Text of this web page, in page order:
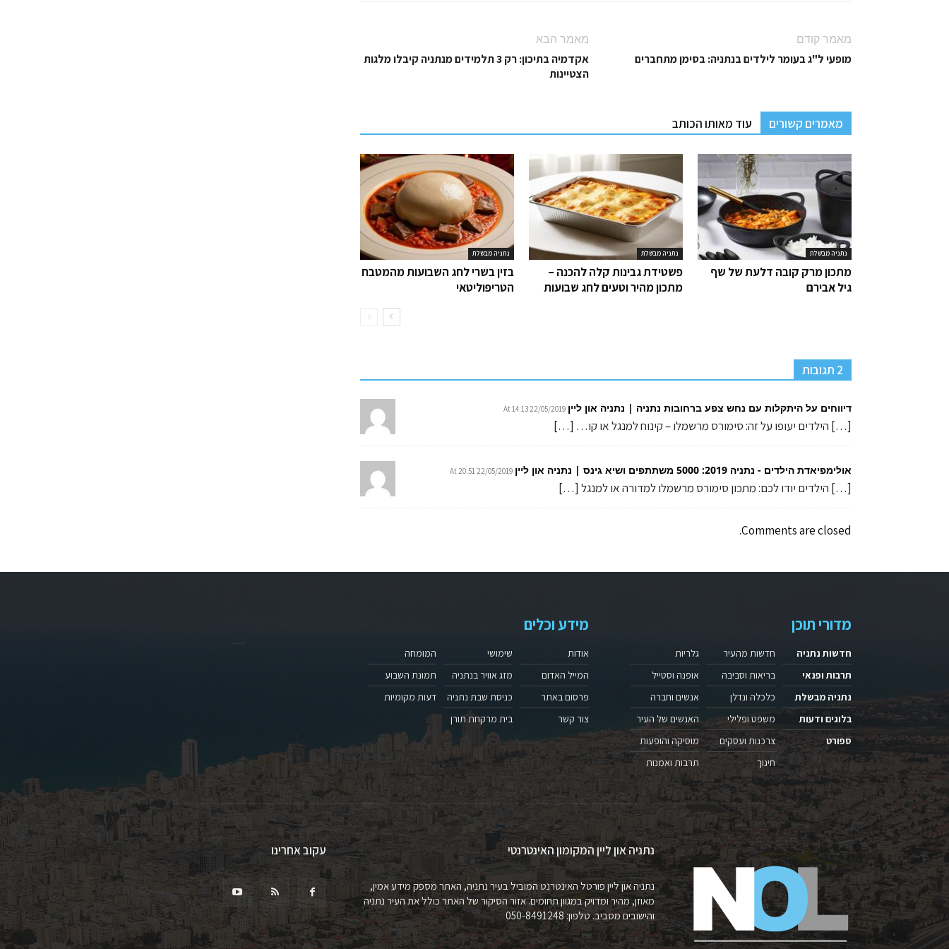
מאמר קודם
מופעי ל"ג בעומר לילדים בנתניה: בסימן מתחברים
מאמר הבא
אקדמיה בתיכון: רק 3 תלמידים מנתניה קיבלו מלגות
הצטיינות
מאמרים קשורים עוד מאותו הכותב
נתניה מבשלת
בזין בשרי לחג השבועות מהמטבח
הטריפוליטאי
נתניה מבשלת
פשטידת גבינות קלה להכנה –
מתכון מהיר וטעים לחג שבועות
נתניה מבשלת
מתכון מרק קובה דלעת של שף
גיל אבירם
2 תגובות
דיווחים על היתקלות עם נחש צפע ברחובות נתניה | נתניה און ליין 22/05/2019 At 14:13
[…] הילדים יעופו על זה: סימורס מרשמלו – קינוח למנגל או קו… […]
אולימפיאדת הילדים - נתניה 2019: 5000 משתתפים ושיא גינס | נתניה און ליין 22/05/2019 At 20:51
[…] הילדים יודו לכם: מתכון סימורס מרשמלו למדורה או למנגל […]
Comments are closed.
מדורי תוכן
חדשות נתניה
תרבות ופנאי
נתניה מבשלת
בלוגים ודעות
ספורט
חדשות מהעיר
בריאות וסביבה
כלכלה ונדלן
משפט ופלילי
צרכנות ועסקים
חינוך
גלריות
אופנה וסטייל
אנשים וחברה
האנשים של העיר
מוסיקה והופעות
תרבות ואמנות
מידע וכלים
אודות
המייל האדום
פרסום באתר
צור קשר
שימושי
מזג אוויר בנתניה
כניסת שבת נתניה
בית מרקחת תורן
המומחה
תמונת השבוע
דעות מקומיות
נתניה און ליין המקומון האינטרנטי
נתניה און ליין פורטל האינטרנט המוביל בעיר נתניה, האתר מספק מידע אמין,
מאוזן, מהיר ומדויק במגוון תחומים. אזור הסיקור של האתר כולל את העיר נתניה
והישובים מסביב. טלפון: 050-8491248
עקוב אחרינו